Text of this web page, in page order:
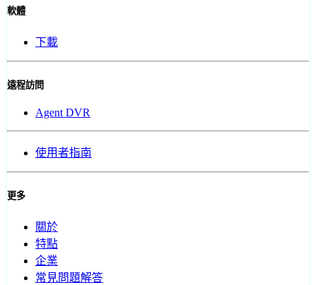
軟體
下載
遠程訪問
Agent DVR
使用者指南
更多
關於
特點
企業
常見問題解答